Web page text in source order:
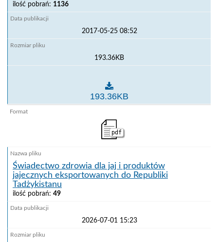
ilość pobrań: 1136
2017-05-25 08:52
193.36KB
Świadectwo zdrowia dla eksportowanych do
193.36KB
pdf
Świadectwo zdrowia dla jaj i produktów
jajecznych eksportowanych do Republiki
Tadżykistanu
ilość pobrań: 49
2026-07-01 15:23